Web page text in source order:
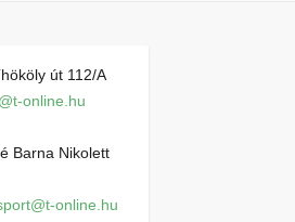
út 112/A
online.hu
Barna Nikolett
online.hu